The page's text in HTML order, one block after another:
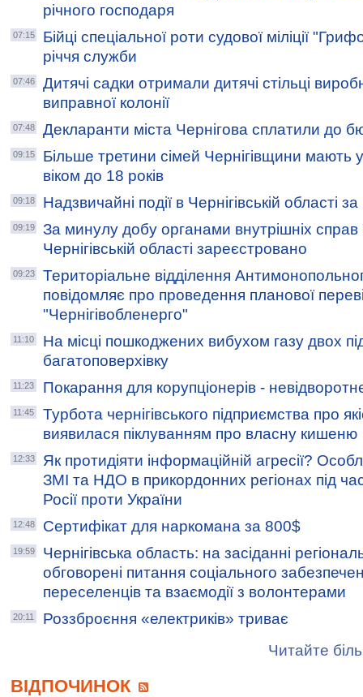
річного господаря
07:15
Бійці спеціальної роти судової міліції
річчя служби
07:46
Дитячі садки отримали дитячі стільці
виправної колонії
07:48 Декларанти міста Чернігова сплатили до
09:15
Більше третини сімей Чернігівщини мають
віком до 18 років
09:18 Надзвичайні події в Чернігівській області
09:19
За минулу добу органами внутрішніх
Чернігівській області зареєстровано
09:23
Територіальне відділення
повідомляє про проведення планової
"Чернігівобленерго"
11:10
На місці пошкоджених вибухом газу двох
багатоповерхівку
11:23 Покарання для корупціонерів -
11:45
Турбота чернігівського підприємства про
виявилася піклуванням про власну кишеню
12:33
Як протидіяти інформаційній агресії?
ЗМІ та НДО в прикордонних регіонах під
Росії проти України
12:48 Сертифікат для наркомана за 800$
19:59
Чернігівська область: на засіданні
обговорені питання соціального
переселенців та взаємодії з волонтерами
20:11
Роззброєння «електриків» триває
Читайте
ВІДПОЧИНОК